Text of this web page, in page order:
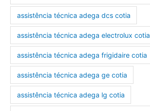
assistência técnica adega dcs cotia
assistência técnica adega electrolux cotia
assistência técnica adega frigidaire cotia
assistência técnica adega ge cotia
assistência técnica adega lg cotia